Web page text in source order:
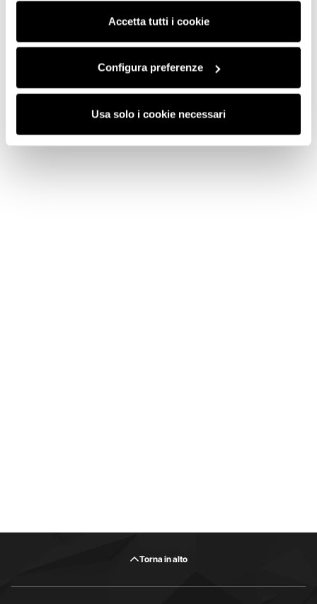
consenso cliccando su “Usa solo i cookie necessari” e
saranno attivati i soli cookie tecnici necessari al corretto
funzionamento del sito.
Accetta tutti i cookie
Configura preferenze
Usa solo i cookie necessari
Torna in alto